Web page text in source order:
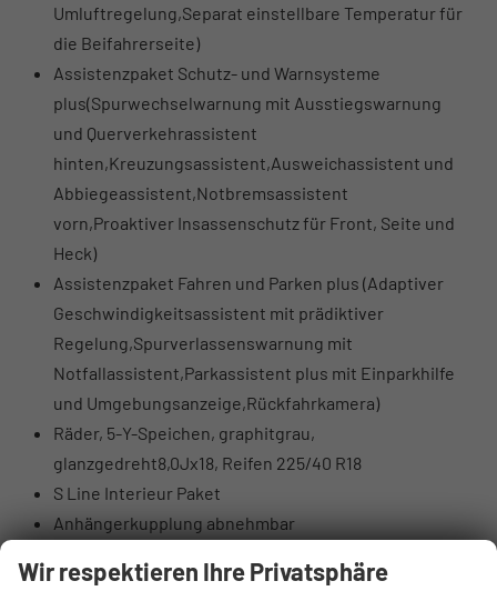
Umluftregelung,Separat einstellbare Temperatur für
die Beifahrerseite)
Assistenzpaket Schutz- und Warnsysteme
plus(Spurwechselwarnung mit Ausstiegswarnung
und Querverkehrassistent
hinten,Kreuzungsassistent,Ausweichassistent und
Abbiegeassistent,Notbremsassistent
vorn,Proaktiver Insassenschutz für Front, Seite und
Heck)
Assistenzpaket Fahren und Parken plus (Adaptiver
Geschwindigkeitsassistent mit prädiktiver
Regelung,Spurverlassenswarnung mit
Notfallassistent,Parkassistent plus mit Einparkhilfe
und Umgebungsanzeige,Rückfahrkamera)
Räder, 5-Y-Speichen, graphitgrau,
glanzgedreht8,0Jx18, Reifen 225/40 R18
S Line Interieur Paket
Anhängerkupplung abnehmbar
Serienausstattung
Wir respektieren Ihre Privatsphäre